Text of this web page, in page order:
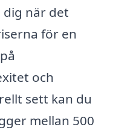
när det
för en
och
sett kan du
mellan 500